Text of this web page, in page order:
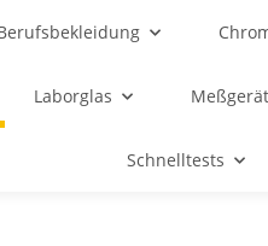
Laborglas
Schnelltests